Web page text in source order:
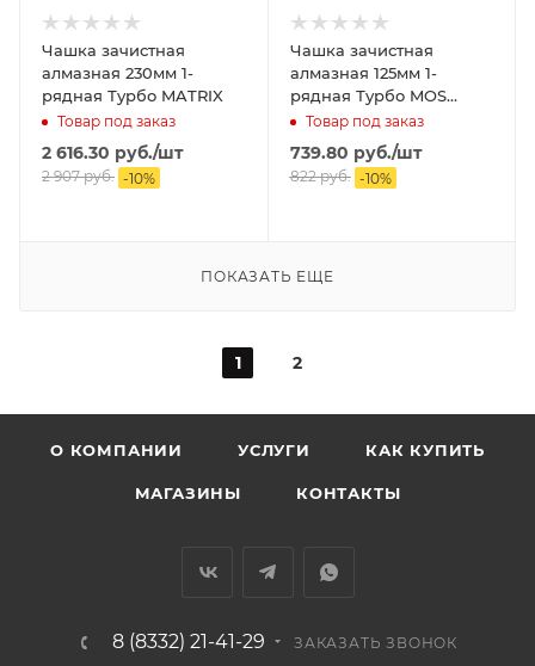
Чашка зачистная
алмазная 230мм 1-
рядная Турбо MATRIX
Товар под заказ
2 616.30 руб./шт
2 907руб. -10%
Чашка зачистная
алмазная 125мм 1-
рядная Турбо MOS
(широкие сегменты)
Товар под заказ
739.80 руб./шт
822руб. -10%
ПОКАЗАТЬ ЕЩЕ
1 2
О КОМПАНИИ УСЛУГИ КАК КУПИТЬ
МАГАЗИНЫ КОНТАКТЫ
8 (8332) 21-41-29 ЗАКАЗАТЬ ЗВОНОК